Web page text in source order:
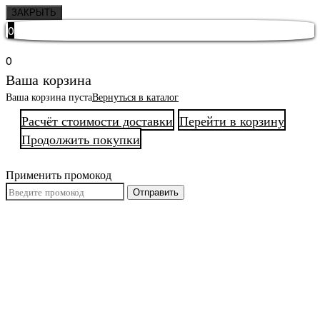
ЗАКРЫТЬ
0
0
Ваша корзина
Ваша корзина пустаВернуться в каталог
Расчёт стоимости доставки Перейти в корзину
Продолжить покупки
Применить промокод
Отправить